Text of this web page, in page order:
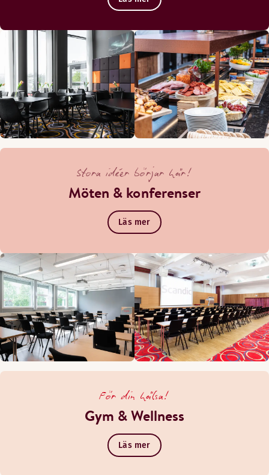
Stora idéer börjar här!
Möten & konferenser
Läs mer
För din hälsa!
Gym & Wellness
Läs mer